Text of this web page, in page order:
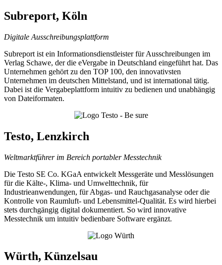
Subreport, Köln
Digitale Ausschreibungsplattform
Subreport ist ein Informationsdienstleister für Ausschreibungen im
Verlag Schawe, der die eVergabe in Deutschland eingeführt hat. Das
Unternehmen gehört zu den TOP 100, den innovativsten
Unternehmen im deutschen Mittelstand, und ist international tätig.
Dabei ist die Vergabeplattform intuitiv zu bedienen und unabhängig
von Dateiformaten.
Testo, Lenzkirch
Weltmarktführer im Bereich portabler Messtechnik
Die Testo SE Co. KGaA entwickelt Messgeräte und Messlösungen
für die Kälte-, Klima- und Umwelttechnik, für
Industrieanwendungen, für Abgas- und Rauchgasanalyse oder die
Kontrolle von Raumluft- und Lebensmittel-Qualität. Es wird hierbei
stets durchgängig digital dokumentiert. So wird innovative
Messtechnik um intuitiv bedienbare Software ergänzt.
Würth, Künzelsau